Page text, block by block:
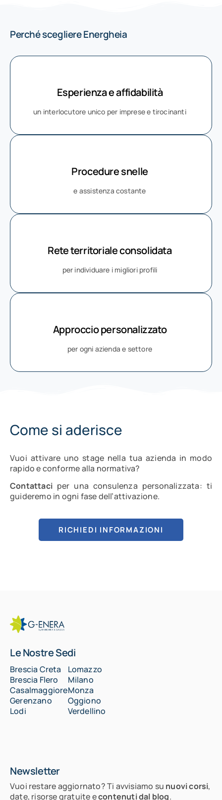
Perché scegliere Energheia
Esperienza e affidabilità
un interlocutore unico per imprese e tirocinanti
Procedure snelle
e assistenza costante
Rete territoriale consolidata
per individuare i migliori profili
Approccio personalizzato
per ogni azienda e settore
Come si aderisce
Vuoi attivare uno stage nella tua azienda in modo
rapido e conforme alla normativa?
Contattaci per una consulenza personalizzata: ti
guideremo in ogni fase dell’attivazione.
RICHIEDI INFORMAZIONI
Le Nostre Sedi
Brescia Creta
Brescia Flero
Casalmaggiore
Gerenzano
Lodi
Lomazzo
Milano
Monza
Oggiono
Verdellino
Newsletter
Vuoi restare aggiornato? Ti avvisiamo su nuovi corsi,
date, risorse gratuite econtenuti dal blog.